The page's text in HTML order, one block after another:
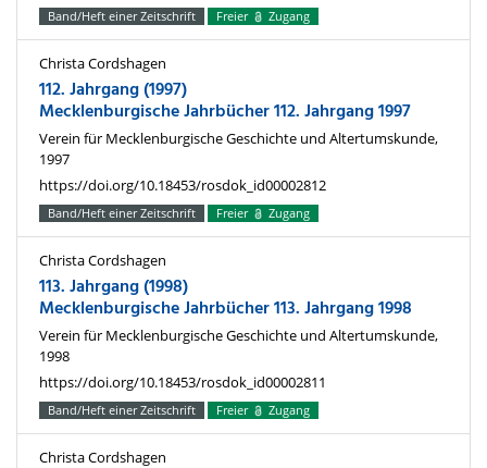
Band/Heft einer Zeitschrift Freier Zugang
Christa Cordshagen
112. Jahrgang (1997)
Mecklenburgische Jahrbücher 112. Jahrgang 1997
Verein für Mecklenburgische Geschichte und Altertumskunde,
1997
https://doi.org/10.18453/rosdok_id00002812
Band/Heft einer Zeitschrift Freier Zugang
Christa Cordshagen
113. Jahrgang (1998)
Mecklenburgische Jahrbücher 113. Jahrgang 1998
Verein für Mecklenburgische Geschichte und Altertumskunde,
1998
https://doi.org/10.18453/rosdok_id00002811
Band/Heft einer Zeitschrift Freier Zugang
Christa Cordshagen